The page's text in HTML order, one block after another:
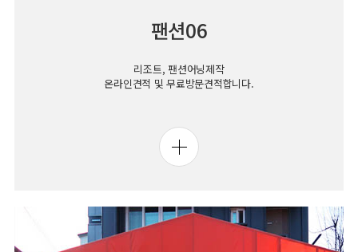
팬션06
리조트, 팬션어닝제작
온라인견적 및 무료방문견적합니다.